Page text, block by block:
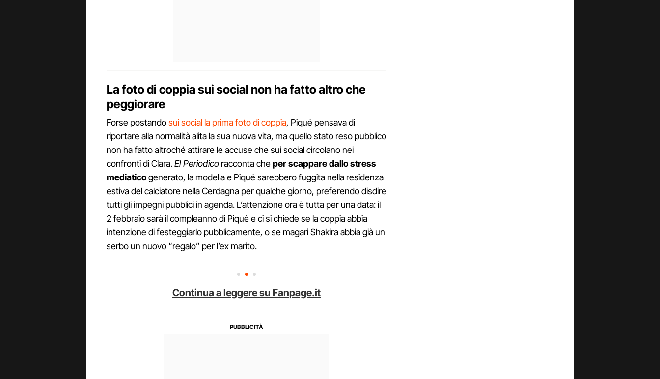
La foto di coppia sui social non ha fatto altro che
peggiorare
Forse postandosui social la prima foto di coppia, Piqué pensava di
riportare alla normalità alita la sua nuova vita, ma quello stato reso pubblico
non ha fatto altroché attirare le accuse che sui social circolano nei
confronti di Clara.El Periodico racconta cheper scappare dallo stress
mediaticogenerato, la modella e Piqué sarebbero fuggita nella residenza
estiva del calciatore nella Cerdagna per qualche giorno, preferendo disdire
tutti gli impegni pubblici in agenda. L’attenzione ora è tutta per una data: il
2 febbraio sarà il compleanno di Piquè e ci si chiede se la coppia abbia
intenzione di festeggiarlo pubblicamente, o se magari Shakira abbia già un
serbo un nuovo “regalo” per l’ex marito.
Continua a leggere su Fanpage.it